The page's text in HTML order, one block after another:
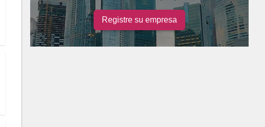
Registre su empresa